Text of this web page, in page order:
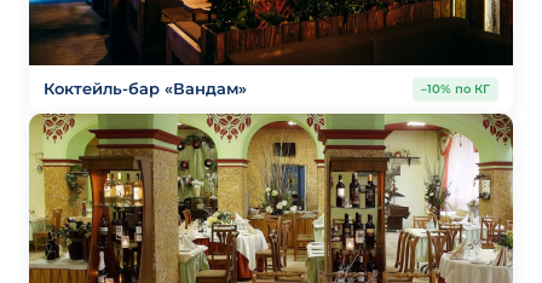
Коктейль-бар «Вандам» –10% по КГ